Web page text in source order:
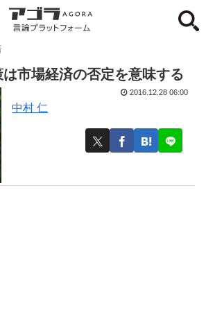
は市場経済の否定を意味する
中村 仁
2016.12.28 06:00